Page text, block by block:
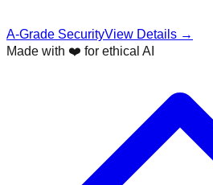
A-Grade SecurityView Details →
Made with ❤️ for ethical AI